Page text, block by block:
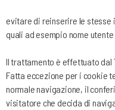
evitare di reinserire le stesse
quali ad esempio nome
Il trattamento è effettuato dal
Fatta eccezione per i cookie
normale navigazione, il
visitatore che decida di